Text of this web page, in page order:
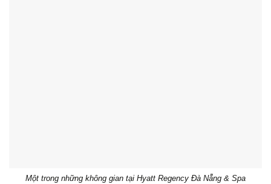
Một trong những không gian tại Hyatt Regency Đà Nẵng & Spa